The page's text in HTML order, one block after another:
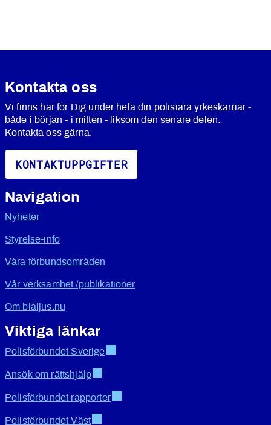
Kontakta oss
Vi finns här för Dig under hela din polisiära yrkeskarriär -
både i början - i mitten - liksom den senare delen.
Kontakta oss gärna.
KONTAKTUPPGIFTER
Navigation
Nyheter
Styrelse-info
Våra förbundsområden
Vår verksamhet /publikationer
Om blåljus.nu
Viktiga länkar
Polisförbundet Sverige
Ansök om rättshjälp
Polisförbundet rapporter
Polisförbundet Väst